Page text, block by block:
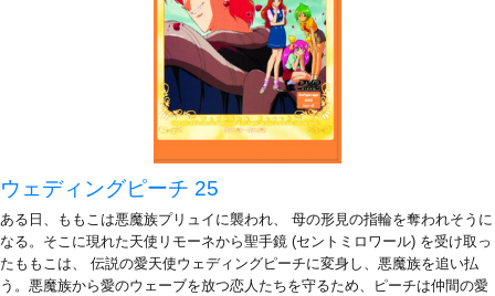
ウェディングピーチ 25
ある日、ももこは悪魔族プリュイに襲われ、 母の形見の指輪を奪われそうに
なる。そこに現れた天使リモーネから聖手鏡 (セントミロワール) を受け取っ
たももこは、 伝説の愛天使ウェディングピーチに変身し、悪魔族を追い払
う。悪魔族から愛のウェーブを放つ恋人たちを守るため、ピーチは仲間の愛